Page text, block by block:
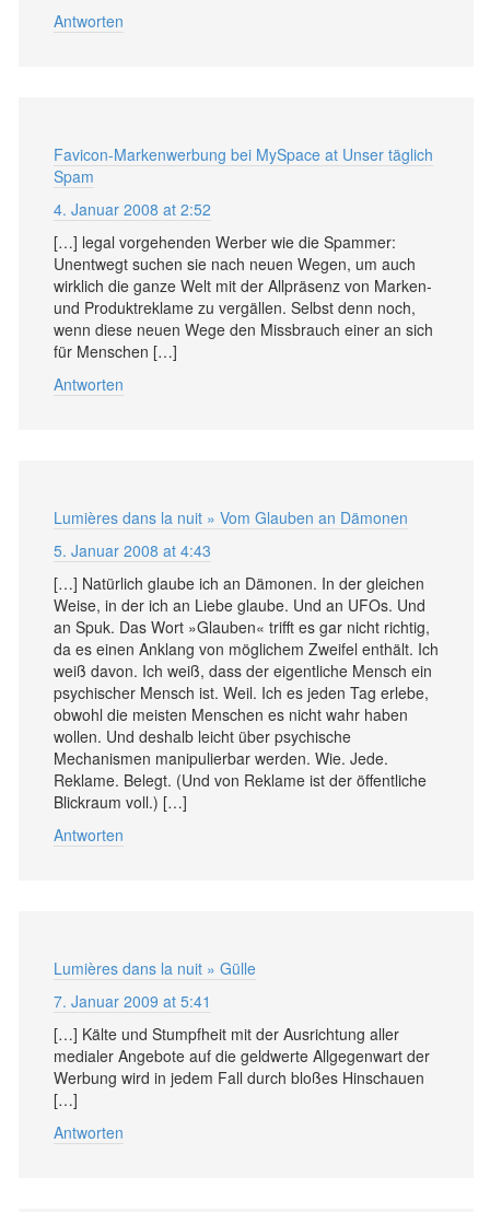
Antworten
Favicon-Markenwerbung bei MySpace at Unser täglich
Spam
4. Januar 2008 at 2:52
[…] legal vorgehenden Werber wie die Spammer:
Unentwegt suchen sie nach neuen Wegen, um auch
wirklich die ganze Welt mit der Allpräsenz von Marken-
und Produktreklame zu vergällen. Selbst denn noch,
wenn diese neuen Wege den Missbrauch einer an sich
für Menschen […]
Antworten
Lumières dans la nuit » Vom Glauben an Dämonen
5. Januar 2008 at 4:43
[…] Natürlich glaube ich an Dämonen. In der gleichen
Weise, in der ich an Liebe glaube. Und an UFOs. Und
an Spuk. Das Wort »Glauben« trifft es gar nicht richtig,
da es einen Anklang von möglichem Zweifel enthält. Ich
weiß davon. Ich weiß, dass der eigentliche Mensch ein
psychischer Mensch ist. Weil. Ich es jeden Tag erlebe,
obwohl die meisten Menschen es nicht wahr haben
wollen. Und deshalb leicht über psychische
Mechanismen manipulierbar werden. Wie. Jede.
Reklame. Belegt. (Und von Reklame ist der öffentliche
Blickraum voll.) […]
Antworten
Lumières dans la nuit » Gülle
7. Januar 2009 at 5:41
[…] Kälte und Stumpfheit mit der Ausrichtung aller
medialer Angebote auf die geldwerte Allgegenwart der
Werbung wird in jedem Fall durch bloßes Hinschauen
[…]
Antworten